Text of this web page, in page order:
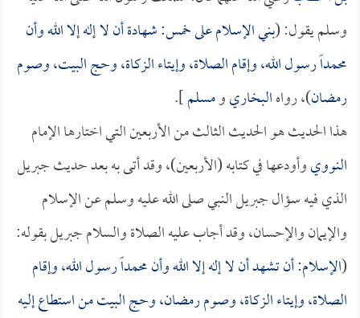
وسلم يقول: (بني الإسلام على خمس: شهادة أن لا إله إلا الله وأن
محمداً رسول الله، وإقام الصلاة، وإيتاء الزكاة، وحج البيت، وصوم
رمضان)، رواهالبخاريومسلم].
هذا الحديث هو الحديث الثالث من الأربعين التي اختارها الإمام
النوويوأودعها في كتابه (الأربعين)، وقد أتى به بعد حديث جبريل
الذي فيه سؤال جبريل النبي صلى الله عليه وسلم عن الإسلام
والإيمان والإحسان، وقد أجاب عليه الصلاة والسلام جبريل بقوله:
(الإسلام: أن تشهد أن لا إله إلا الله وأن محمداً رسول الله، وإقام
الصلاة، وإيتاء الزكاة، وصوم رمضان، وحج البيت من استطاع إليه